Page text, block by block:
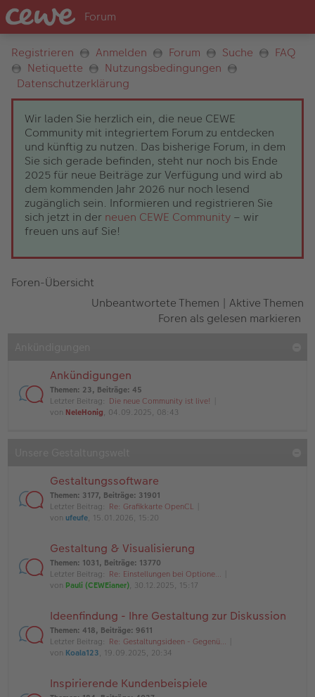
Registrieren Anmelden Forum Suche
FAQ
Netiquette
Nutzungsbedingungen
Datenschutzerklärung
Wir laden Sie herzlich ein, die neue CEWE
Community mit integriertem Forum zu entdecken
und künftig zu nutzen. Das bisherige Forum, in dem
Sie sich gerade befinden, steht nur noch bis Ende
2025 für neue Beiträge zur Verfügung und wird ab
dem kommenden Jahr 2026 nur noch lesend
zugänglich sein. Informieren und registrieren Sie
sich jetzt in der neuen CEWE Community – wir
freuen uns auf Sie!
Foren-Übersicht
Unbeantwortete Themen | Aktive Themen
Foren als gelesen markieren
Ankündigungen
Themen: 23, Beiträge: 45
Letzter Beitrag: Die neue Community ist live!
von NeleHonig, 04.09.2025, 08:43
Gestaltungssoftware
Themen: 3177, Beiträge: 31901
Letzter Beitrag: Re: Grafikkarte OpenCL
von ufeufe, 15.01.2026, 15:20
Gestaltung & Visualisierung
Themen: 1031, Beiträge: 13770
Letzter Beitrag: Re: Einstellungen bei Optione…
von Pauli (CEWEianer), 30.12.2025, 15:17
Ideenfindung - Ihre Gestaltung zur Diskussion
Themen: 418, Beiträge: 9611
Letzter Beitrag: Re: Gestaltungsideen - Gegenü…
von Koala123, 19.09.2025, 20:34
Inspirierende Kundenbeispiele